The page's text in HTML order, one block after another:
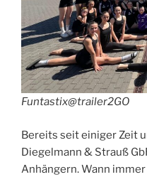
Funtastix@trailer2GO
Bereits seit einiger Zeit
Diegelmann & Strauß
Anhängern. Wann